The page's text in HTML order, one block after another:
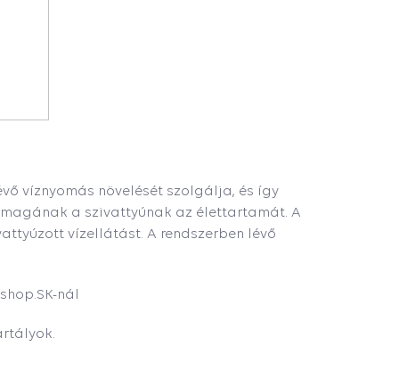
víznyomás növelését szolgálja, és így
a szivattyúnak az élettartamát. A
vízellátást. A rendszerben lévő
nál